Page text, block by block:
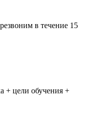
в течение 15
+ цели обучения +